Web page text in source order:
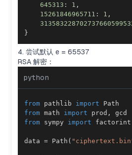
645313 : 1 ,
15261846965711 : 1 ,
}
4. 尝试默认 e = 65537
RSA 解密：
python
from pathlib import
from math import prod ,
from sympy import
data = Path (